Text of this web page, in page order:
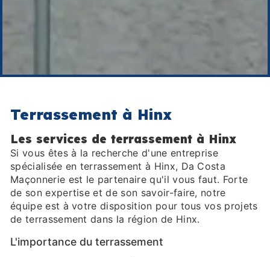
Terrassement à Hinx
Les services de terrassement à Hinx
Si vous êtes à la recherche d'une entreprise
spécialisée en terrassement à Hinx, Da Costa
Maçonnerie est le partenaire qu'il vous faut. Forte
de son expertise et de son savoir-faire, notre
équipe est à votre disposition pour tous vos projets
de terrassement dans la région de Hinx.
L'importance du terrassement